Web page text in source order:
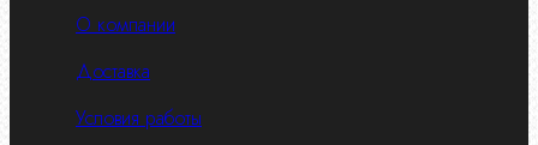
О компании
Доставка
Условия работы